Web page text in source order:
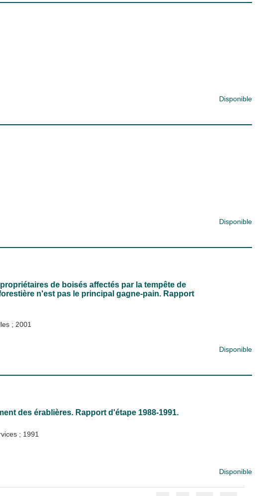
Disponible
Disponible
de boisés affectés par la tempête de
n'est pas le principal gagne-pain. Rapport
; 2001
Disponible
des érablières. Rapport d'étape 1988-1991.
; 1991
Disponible